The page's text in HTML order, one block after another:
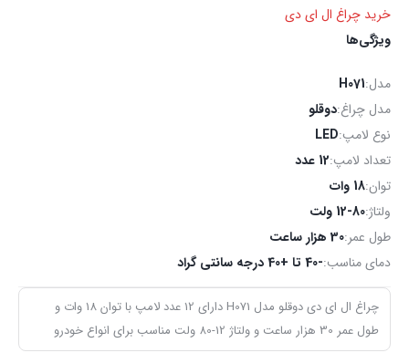
خرید چراغ ال ای دی
ویژگی‌ها
مدل:H071
مدل چراغ:دوقلو
نوع لامپ:LED
تعداد لامپ:12 عدد
توان:18 وات
ولتاژ:12-80 ولت
طول عمر:30 هزار ساعت
دمای مناسب:-40 تا +40 درجه سانتی گراد
چراغ ال ای دی دوقلو مدل H071 دارای 12 عدد لامپ با توان 18 وات و
طول عمر 30 هزار ساعت و ولتاژ 12-80 ولت مناسب برای انواع خودرو